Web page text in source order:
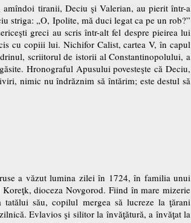
tiranii, Deciu şi Valerian, au pierit într-a
striga: „O, Ipolite, mă duci legat ca pe un rob?”
greci au scris într-alt fel despre pieirea lui
cu copiii lui. Nichifor Calist, cartea V, în capul
scriitorul de istorii al Constantinopolului, a
Hronograful Apusului povesteşte că Deciu,
nimic nu îndrăznim să întărim; este destul să
a văzut lumina zilei în 1724, în familia unui
Koreţk, dioceza Novgorod. Fiind în mare mizerie
tatălui său, copilul mergea să lucreze la ţărani
Evlavios şi silitor la învăţătură, a învăţat la